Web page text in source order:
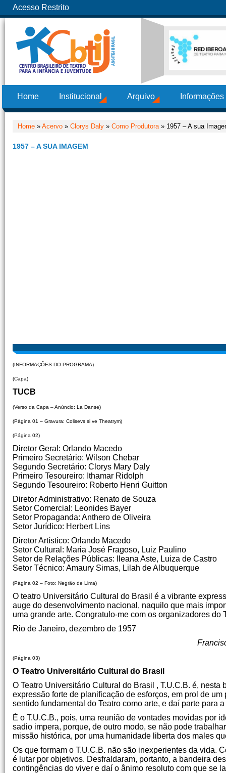
Acesso Restrito
Home Institucional Arquivo
Home » Acervo » Clorys Daly » Como Produtora» 1957 – A sua
1957 – A SUA IMAGEM
(INFORMAÇÕES DO PROGRAMA)
(Capa)
TUCB
(Verso da Capa – Anúncio: La Danse)
(Página 01 – Gravura: Colisevs si ve Theatrym)
(Página 02)
Diretor Geral: Orlando Macedo
Primeiro Secretário: Wilson Chebar
Segundo Secretário: Clorys Mary Daly
Primeiro Tesoureiro: Ithamar Ridolph
Segundo Tesoureiro: Roberto Henri Guitton
Diretor Administrativo: Renato de Souza
Setor Comercial: Leonides Bayer
Setor Propaganda: Anthero de Oliveira
Setor Jurídico: Herbert Lins
Diretor Artístico: Orlando Macedo
Setor Cultural: Maria José Fragoso, Luiz Paulino
Setor de Relações Públicas: Ileana Aste, Luiza de Castro
Setor Técnico: Amaury Simas, Lilah de Albuquerque
(Página 02 – Foto: Negrão de Lima)
O teatro Universitário Cultural do Brasil é a vibrante
auge do desenvolvimento nacional, naquilo que mais
uma grande arte. Congratulo-me com os organizadores
Rio de Janeiro, dezembro de 1957
(Página 03)
O Teatro Universitário Cultural do Brasil
O Teatro Universitário Cultural do Brasil , T.U.C.B. é,
expressão forte de planificação de esforços, em prol de
sentido fundamental do Teatro como arte, e daí parte para
É o T.U.C.B., pois, uma reunião de vontades movidas por
sadio impera, porque, de outro modo, se não pode
missão histórica, por uma humanidade liberta dos males
Os que formam o T.U.C.B. não são inexperientes da vida.
é lutar por objetivos. Desfraldaram, portanto, a bandeira
contingências do viver e daí o ânimo resoluto com que se